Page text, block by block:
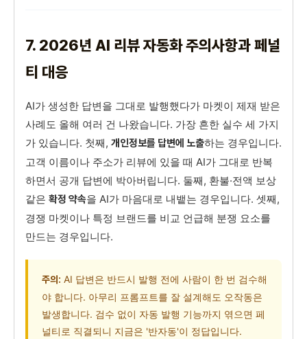
7. 2026년 AI 리뷰 자동화 주의사항과 페널
티 대응
AI가 생성한 답변을 그대로 발행했다가 마켓이 제재 받은
사례도 올해 여러 건 나왔습니다. 가장 흔한 실수 세 가지
가 있습니다. 첫째, 개인정보를 답변에 노출하는 경우입니다.
고객 이름이나 주소가 리뷰에 있을 때 AI가 그대로 반복
하면서 공개 답변에 박아버립니다. 둘째, 환불·전액 보상
같은 확정 약속을 AI가 마음대로 내뱉는 경우입니다. 셋째,
경쟁 마켓이나 특정 브랜드를 비교 언급해 분쟁 요소를
만드는 경우입니다.
주의: AI 답변은 반드시 발행 전에 사람이 한 번 검수해
야 합니다. 아무리 프롬프트를 잘 설계해도 오작동은
발생합니다. 검수 없이 자동 발행 기능까지 엮으면 페
널티로 직결되니 지금은 '반자동'이 정답입니다.